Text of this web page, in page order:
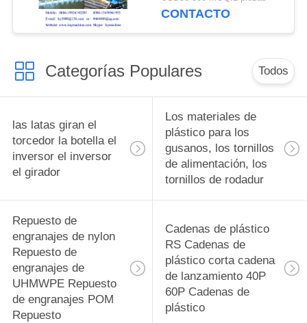
botellas tornillos de
equipos de
CONTACTO
Categorías Populares Todos
las latas giran el
torcedor la botella el
inversor el inversor
el girador
Los materiales de
plástico para los
gusanos, los tornillos
de alimentación, los
tornillos de rodadur
Repuesto de
engranajes de nylon
Repuesto de
engranajes de
UHMWPE Repuesto
de engranajes POM
Repuesto
Cadenas de plástico
RS Cadenas de
plástico corta cadena
de lanzamiento 40P
60P Cadenas de
plástico